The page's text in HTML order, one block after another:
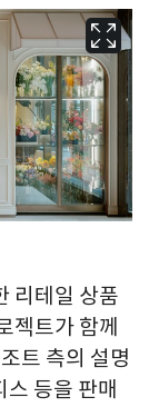
리테일 상품
젝트가 함께
트 측의 설명
등을 판매